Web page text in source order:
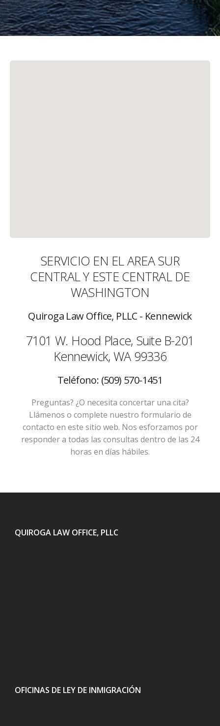
SERVICIO EN EL AREA SUR
CENTRAL Y ESTE CENTRAL DE
WASHINGTON
Quiroga Law Office, PLLC - Kennewick
7101 W. Hood Place, Suite B-201
Kennewick, WA 99336
Teléfono: (509) 570-1451
Preguntas? ¿O necesita concertar una cita?
Llámenos o complete nuestro formulario de
contacto en este sitio web. Nos esforzamos por
responder a todas las consultas dentro de las 24
horas en días hábiles.
QUIROGA LAW OFFICE, PLLC
OFICINAS DE LEY DE INMIGRACIÓN